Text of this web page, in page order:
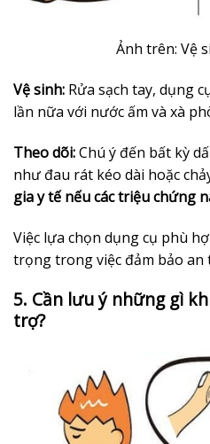
Ảnh trên: Vệ
Vệ sinh: Rửa sạch tay, dụng
lần nữa với nước ấm và xà
Theo dõi:Chú ý đến bất kỳ
như đau rát kéo dài hoặc
gia y tế nếu các triệu chứng
Việc lựa chọn dụng cụ phù
trọng trong việc đảm bảo an
5. Cần lưu ý những gì
trợ?